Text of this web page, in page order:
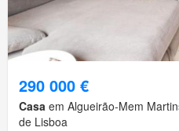
290 000 €
Casa em Algueirão-Mem
de Lisboa